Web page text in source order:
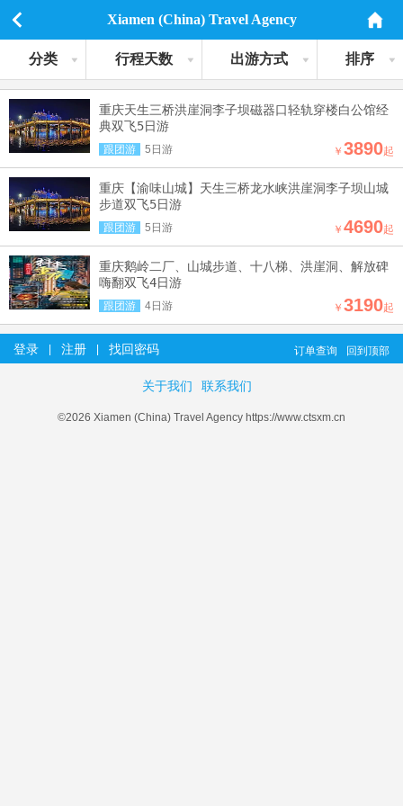
Xiamen (China) Travel Agency
分类 行程天数 出游方式 排序
重庆天生三桥洪崖洞李子坝磁器口轻轨穿楼白公馆经
典双飞5日游
跟团游 5日游 ￥ 3890起
重庆【渝味山城】天生三桥龙水峡洪崖洞李子坝山城
步道双飞5日游
跟团游 5日游 ￥ 4690起
重庆鹅岭二厂、山城步道、十八梯、洪崖洞、解放碑
嗨翻双飞4日游
跟团游 4日游 ￥ 3190起
登录 注册 找回密码 回到顶部
订单查询
关于我们 联系我们
©2026 Xiamen (China) Travel Agency https://www.ctsxm.cn